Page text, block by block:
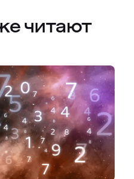
читают